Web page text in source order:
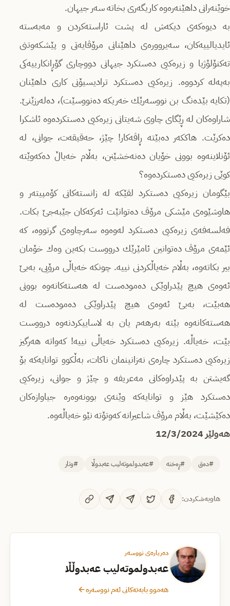
خوێنەرانی داهێنەرەوە كاریگەری بخاتە سەر جیهان.
بە دیوەكەی دیكەش لە پشت ئاراستەكردن و مەبەستە
ئایدیالییەكان، سەیروورەی داهێنانی مرۆڤایەتی و پێشكەوتنی
تەكنۆلۆژیا و زیرەكیی دەستكرد جیهانی دووچاری گۆڕانكارییەكی
بەپەلە كردووە. زیرەكیی دەستكرد ترادیسیۆنی كاری داهێنان
(تكایە بێدەنگ بن نووسەرێك خەریكە دەنووسێت)، دەلەرزێنێ‌.
شاراوەكان لە ڕێگای چاوی شەیتانی زیرەكیی دەستكردەوە ئاشكرا
دەكرێت. هاككەر دەبێتە ڕاڤەكار! چێژ، حەقیقەت، جوانی، لە
ئۆنلاینەوە بوونی خۆیان دەنەخشێنن، بەڵام خەیاڵ دەكەوێتە
كوێی زیرەكیی دەستكردەوە؟
بێگومان زیرەكیی دەستكرد لقێكە لە زانستەكانی كۆمپیتەر و
هاوشێوەی مێشكی مرۆڤ دەتوانێت ئەركەكان جێبەجێ‌ بكات.
فەلسەفەی زیرەكیی دەستكرد لەوەوە سەرچاوەی گرتووە، كە
ئێمەی مرۆڤ دەتوانین ئامێرێك درووست بكەین وەك خۆمان
بیر بكاتەوە، بەڵام خەیاڵكردنی نییە. چونكە خەیاڵی مرۆیی، بەبێ
ئەوەی هیچ پێدراوێكی دەمودەست لە هەستەكانەوە بوونی
هەبێت، بەبێ ئەوەی هیچ پێدراوێكی دەمودەست لە
هەستەكانەوە بێتە بەرهەم یان بە لاساییكردنەوە درووست
بێت، خەیاڵە. زیرەكیی دەستكرد خەیاڵی نییە! كەواتە هەرگیز
زیرەكیی دەستكرد چارەی نەزانینمان ناكات، بەڵكوو توانایەكە بۆ
گەیشتن بە پێدراوەكانی مەعریفە و چێژ و جوانی، زیرەكیی
دەستكرد هێز و توانایەكە وێنەی بوونەوەرە جیاوازەكان
دەكێشێت، بەڵام مرۆڤ شاعیرانە كەوتۆتە نێو خەیاڵەوە.
هەولێر 12/3/2024
#دەق #ڕەخنە #عەبدولموتەلیب عەبدوڵا #وتار
هاوبەشکردن:
دەربارەی نووسەر
عەبدولموتەلیب عەبدوڵڵا
هەموو بابەتەکانی ئەم نووسەرە